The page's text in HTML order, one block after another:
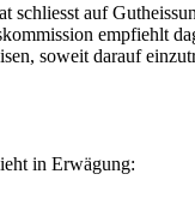
schliesst auf
empfiehlt
soweit darauf
in Erwägung: